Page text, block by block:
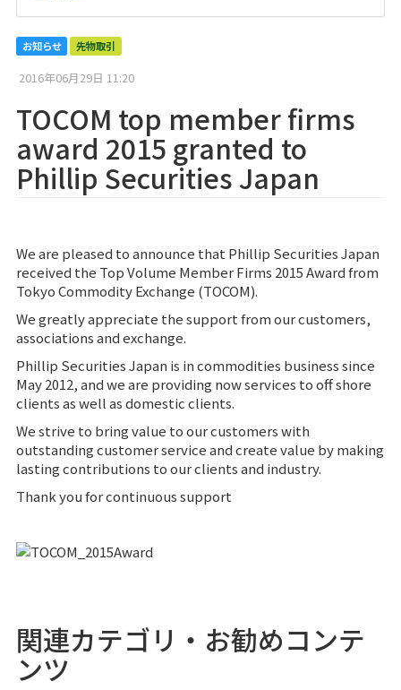
お知らせ 先物取引
2016年06月29日 11:20
TOCOM top member firms
award 2015 granted to
Phillip Securities Japan
We are pleased to announce that Phillip Securities Japan
received the Top Volume Member Firms 2015 Award from
Tokyo Commodity Exchange (TOCOM).
We greatly appreciate the support from our customers,
associations and exchange.
Phillip Securities Japan is in commodities business since
May 2012, and we are providing now services to off shore
clients as well as domestic clients.
We strive to bring value to our customers with
outstanding customer service and create value by making
lasting contributions to our clients and industry.
Thank you for continuous support
関連カテゴリ・お勧めコンテ
ンツ